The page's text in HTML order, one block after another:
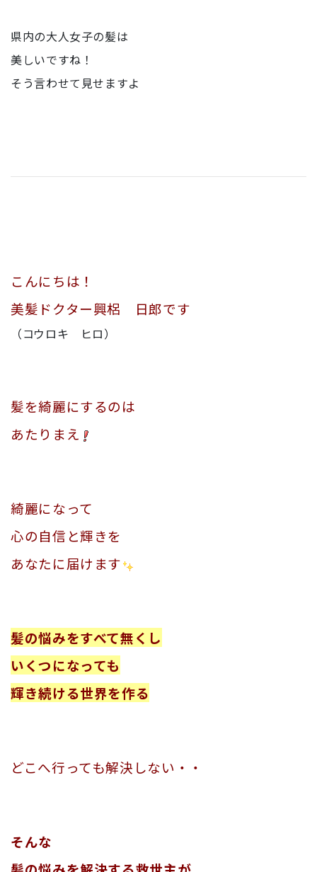
県内の大人女子の髪は
美しいですね！
そう言わせて見せますよ
こんにちは！
美髪ドクター興梠 日郎です
（コウロキ ヒロ）
髪を綺麗にするのは
あたりまえ
綺麗になって
心の自信と輝きを
あなたに届けます
髪の悩みをすべて無くし
いくつになっても
輝き続ける世界を作る
どこへ行っても解決しない・・
そんな